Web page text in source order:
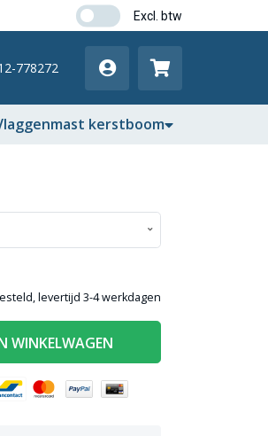
778272
kerstboom
levertijd 3-4 werkdagen
WINKELWAGEN